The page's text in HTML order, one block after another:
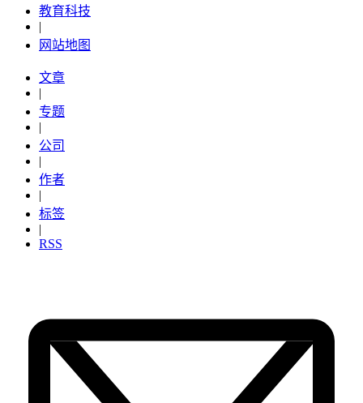
教育科技
|
网站地图
文章
|
专题
|
公司
|
作者
|
标签
|
RSS